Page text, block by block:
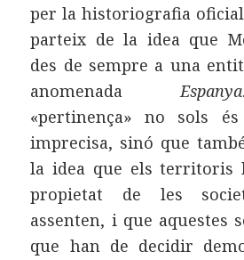
per la historiografia
parteix de la idea que
des de sempre a una
anomenadaEspanya
«pertinença» no sols
imprecisa, sinó que
la idea que els territoris
propietat de les
assenten, i que aquestes
que han de decidir